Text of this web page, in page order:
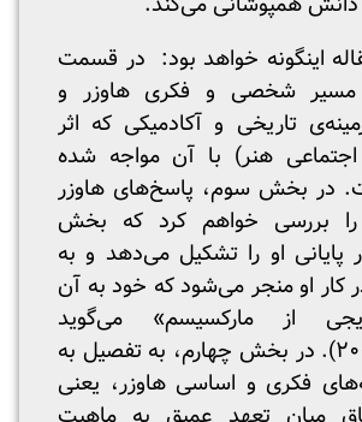
اینگونه خواهد بود: در قسمت
شخصی و فکری هاوزر و
تاریخی‌ و آکادمیکی که اثر
هنر) با آن مواجه شده
در بخش سوم، پاسخ‌های هاوزر
را بررسی خواهم کرد که بخش
پایانی او را تشکیل می‌دهد و به
کار او منجر می‌شود که خود به آن
از مارکسیسم» می‌گوید
(کونگدون، ۲۰۰۴). در بخش چهارم، به تفصیل به
فکری و اساسی هاوزر، یعنی